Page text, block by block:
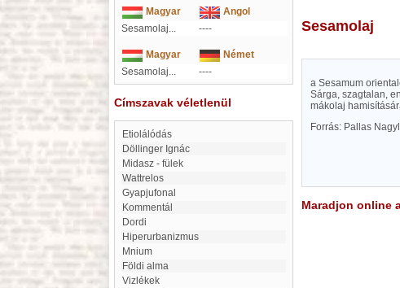
Magyar
Angol
Sesamolaj...
----
Magyar
Német
Sesamolaj...
----
Címszavak véletlenül
etiolálódás
Döllinger Ignác
Midasz - fülek
Wattrelos
Gyapjufonal
Kommentál
Dordi
hiperurbanizmus
Mnium
Földi alma
Vizlékek
Sesamolaj
a Sesamum
Sárga, szagtalan,
mákolaj
Forrás: Pallas
Maradjon online